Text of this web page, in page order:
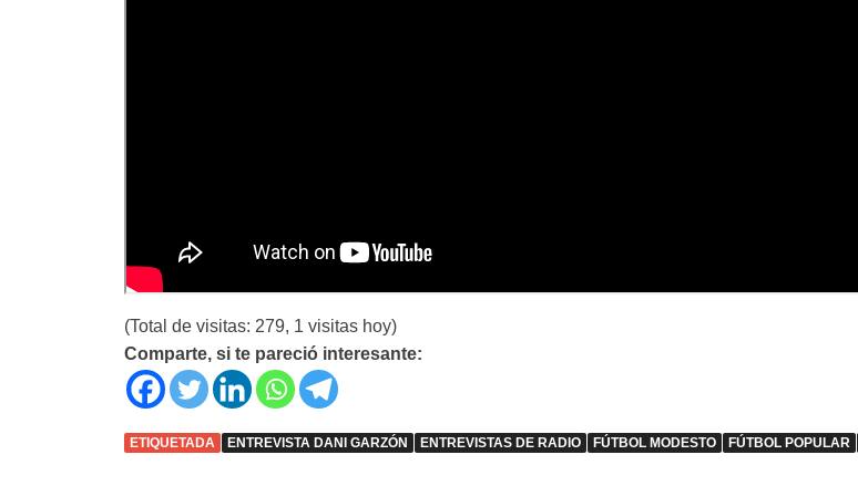
(Total de visitas: 279, 1 visitas hoy)
Comparte, si te pareció interesante:
ETIQUETADA ENTREVISTA DANI GARZÓN ENTREVISTAS DE RADIO FÚTBOL MODESTO FÚTBOL POPULAR